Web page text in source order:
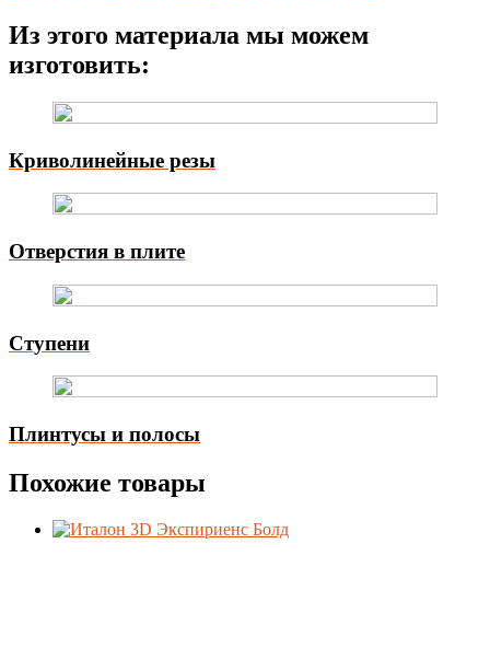
Из этого материала мы можем
изготовить:
Криволинейные резы
Отверстия в плите
Ступени
Плинтусы и полосы
Похожие товары